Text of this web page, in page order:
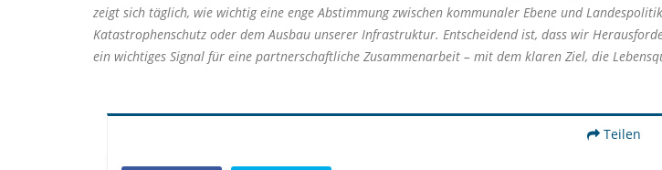
zeigt sich täglich, wie wichtig eine enge Abstimmung zwischen kommunaler Ebene und
Katastrophenschutz oder dem Ausbau unserer Infrastruktur. Entscheidend ist, dass wir
ein wichtiges Signal für eine partnerschaftliche Zusammenarbeit – mit dem klaren Ziel, die
Teilen